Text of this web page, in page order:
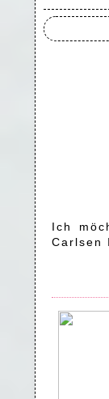
Ich
Carlsen